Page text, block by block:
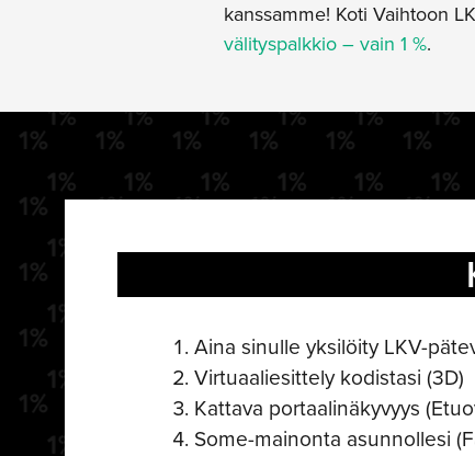
kanssamme! Koti Vaihtoon
välityspalkkio – vain 1 %.
Aina sinulle yksilöity LKV-
Virtuaaliesittely kodistasi (3D)
Kattava portaalinäkyvyys
Some-mainonta asunnollesi